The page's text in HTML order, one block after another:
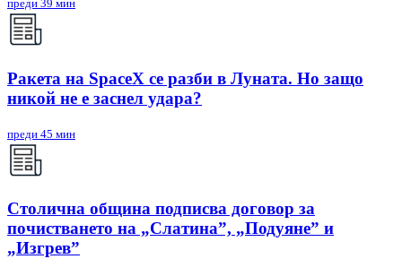
преди 39 мин
Ракета на SpaceX се разби в Луната. Но защо
никой не е заснел удара?
преди 45 мин
Столична община подписва договор за
почистването на „Слатина”, „Подуяне” и
„Изгрев”